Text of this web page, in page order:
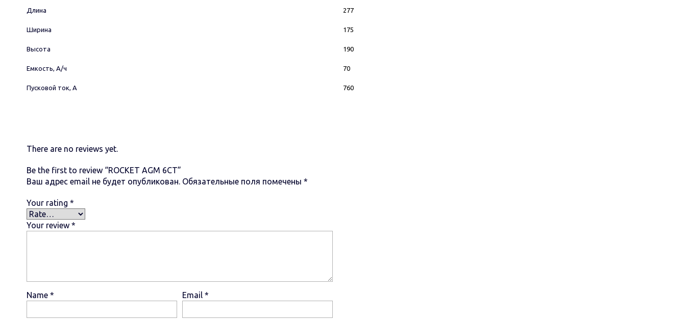
Длина 277
Ширина 175
Высота 190
Емкость, А/ч 70
Пусковой ток, А 760
There are no reviews yet.
Be the first to review “ROCKET AGM 6СТ”
Ваш адрес email не будет опубликован. Обязательные поля помечены *
Your rating *
Your review *
Name * Email *